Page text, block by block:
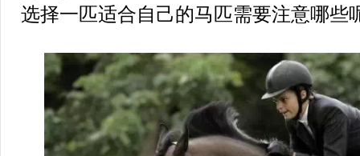
选择一匹适合自己的马匹需要注意哪些